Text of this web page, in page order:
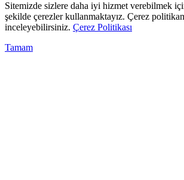
Sitemizde sizlere daha iyi hizmet verebilmek
şekilde çerezler kullanmaktayız. Çerez
inceleyebilirsiniz. Çerez Politikası
Tamam